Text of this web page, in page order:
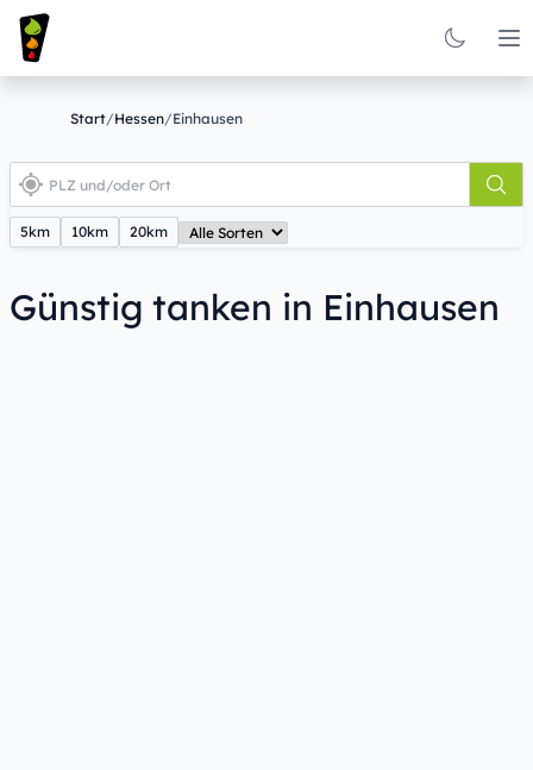
Start/Hessen/Einhausen
5km 10km 20km
Günstig tanken in Einhausen